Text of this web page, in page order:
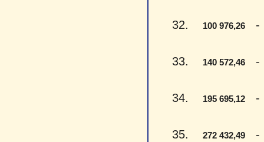
32. 100 976,26 -
33. 140 572,46 -
34. 195 695,12 -
35. 272 432,49 -